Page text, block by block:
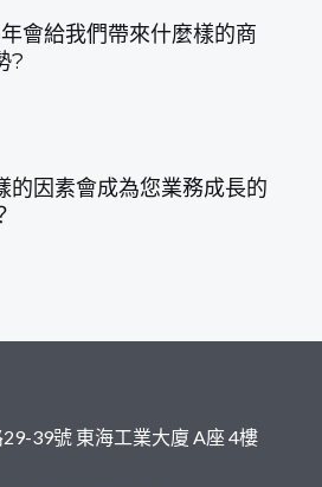
會給我們帶來什麼樣的商
?
的因素會成為您業務成長的
39號 東海工業大廈 A座 4樓